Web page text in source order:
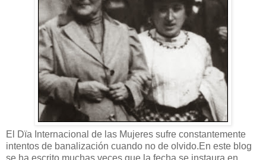
El Dïa Internacional de las Mujeres sufre constantemente
intentos de banalización cuando no de olvido.En este blog
se ha escrito muchas veces que la fecha se instaura en